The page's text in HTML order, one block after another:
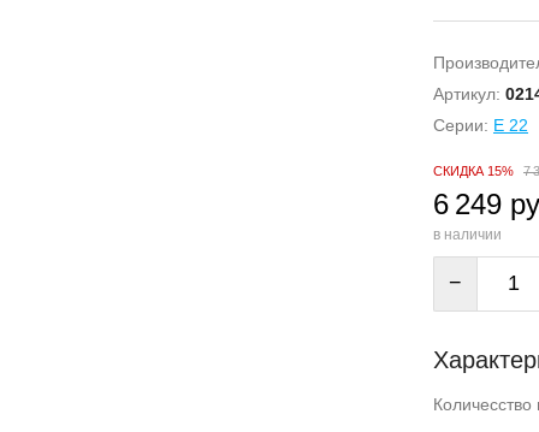
Артикул:
Серии: E 22
СКИДКА 15% 7
6 249
в наличии
−